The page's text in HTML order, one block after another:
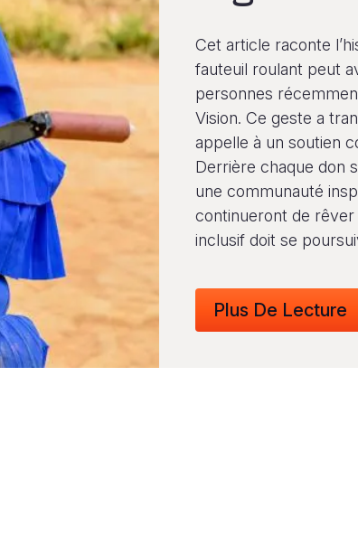
Cet article raconte
fauteuil roulant peut
personnes
Vision. Ce geste a
appelle à un soutien
Derrière chaque don
une communauté
continueront de rêver
inclusif doit se
Plus De Lecture